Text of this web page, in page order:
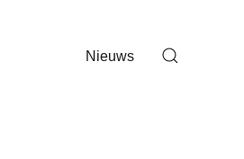
Nieuws